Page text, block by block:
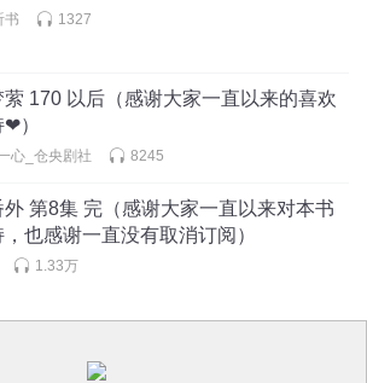
书 1327
萦 170 以后（感谢大家一直以来的喜欢
）
心_仓央剧社 8245
外 第8集 完（感谢大家一直以来对本书
也感谢一直没有取消订阅）
1.33万